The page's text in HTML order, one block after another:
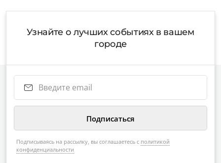
Узнайте о лучших событиях в вашем
городе
Подписываясь на рассылку, вы соглашаетесь с политикой
конфиденциальности